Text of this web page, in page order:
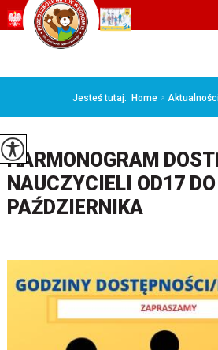
Jesteś tutaj: Home >
HARMONOGRAM
NAUCZYCIELI OD17 DO
PAŹDZIERNIKA